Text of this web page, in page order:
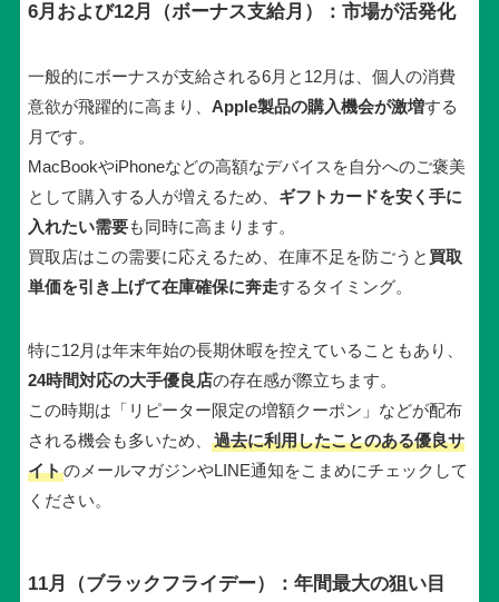
6月および12月（ボーナス支給月）：市場が活発化
一般的にボーナスが支給される6月と12月は、個人の消費
意欲が飛躍的に高まり、 Apple製品の購入機会が激増する
月です。
MacBookやiPhoneなどの高額なデバイスを自分へのご褒美
として購入する人が増えるため、 ギフトカードを安く手に
入れたい需要も同時に高まります。
買取店はこの需要に応えるため、在庫不足を防ごうと 買取
単価を引き上げて在庫確保に奔走するタイミング。
特に12月は年末年始の長期休暇を控えていることもあり、
24時間対応の大手優良店の存在感が際立ちます。
この時期は「リピーター限定の増額クーポン」などが配布
される機会も多いため、
過去に利用したことのある優良サ
イトのメールマガジンやLINE通知をこまめにチェックして
ください。
11月（ブラックフライデー）：年間最大の狙い目